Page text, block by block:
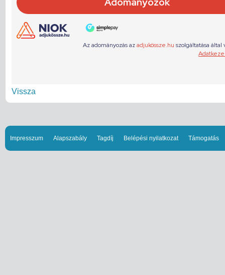
Vissza
Impresszum Alapszabály Tagdíj Belépési nyilatkozat Támogatás